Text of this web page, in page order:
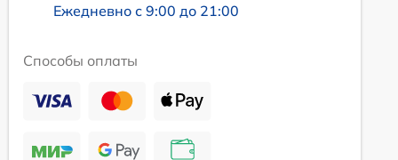
Ежедневно с 9:00 до 21:00
Способы оплаты